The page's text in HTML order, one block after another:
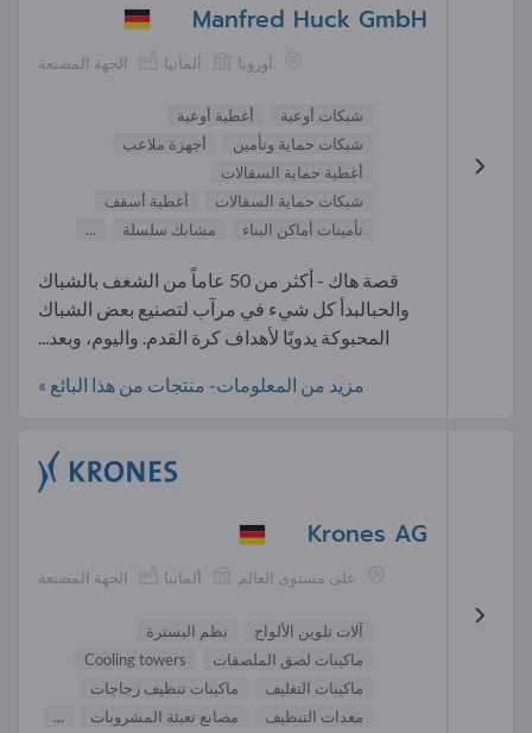
Manfred Huck GmbH
الجهة المصنعة ألمانيا أوروبا
شبكات أوعية
أغطية أوعية
شبكات حماية وتأمين
أجهزة ملاعب
أغطية حماية السقالات
شبكات حماية السقالات
أغطية أسقف
تأمينات أماكن البناء
مشابك سلسلة ...
قصة هاك - أكثر من 50 عاماً من الشغف بالشباك
والحبالبدأ كل شيء في مرآب لتصنيع بعض الشباك
المحبوكة يدويًا لأهداف كرة القدم. واليوم، وبعد...
مزيد من المعلومات- منتجات من هذا البائع »
Krones AG
الجهة المصنعة ألمانيا على مستوى العالم
آلات تلوين الألواح
نظم البسترة
ماكينات لصق الملصقات
Cooling towers
ماكينات التغليف
ماكينات تنظيف زجاجات
معدات التنظيف
مصانع تعبئة المشروبات ...